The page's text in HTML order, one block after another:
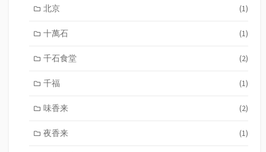
北京 (1)
十萬石 (1)
千石食堂 (2)
千福 (1)
味香来 (2)
夜香来 (1)